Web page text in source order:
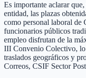
Es importante aclarar
entidad, las plazas
como personal laboral de
funcionarios públicos
empleo disfrutan de la
III Convenio Colectivo, lo
traslados geográficos y
Correos, CSIF Sector